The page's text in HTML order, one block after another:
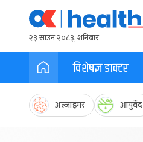
२३ साउन २०८३, शनिबार
विशेषज्ञ डाक्टर
अल्जाइमर आयुर्वेद